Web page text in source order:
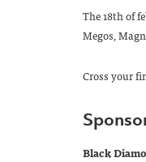
The 18th of
Megos,
Cross your
Black